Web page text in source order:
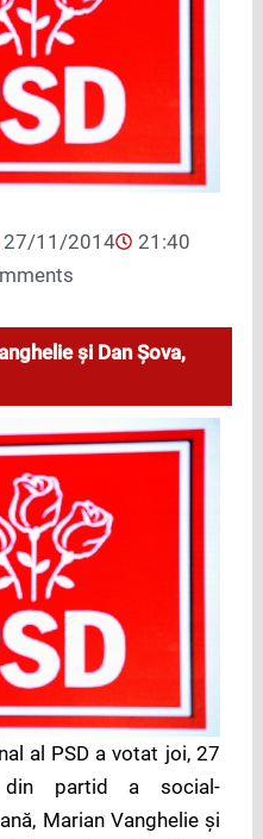
27/11/2014
21:40
și Dan Șova,
al PSD a votat joi, 27
din partid a social-
Marian Vanghelie și